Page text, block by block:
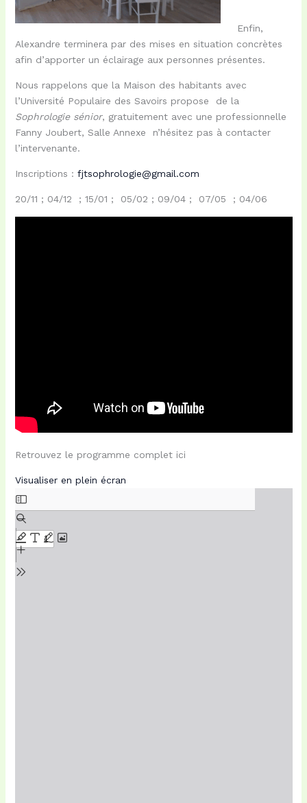
Enfin,
Alexandre terminera par des mises en situation concrètes
afin d’apporter un éclairage aux personnes présentes.
Nous rappelons que la Maison des habitants avec
l’Université Populaire des Savoirs propose de la
Sophrologie sénior, gratuitement avec une professionnelle
Fanny Joubert, Salle Annexe n’hésitez pas à contacter
l’intervenante.
Inscriptions : fjtsophrologie@gmail.com
20/11 ; 04/12 ; 15/01 ; 05/02 ; 09/04 ; 07/05 ; 04/06
Retrouvez le programme complet ici
Visualiser en plein écran